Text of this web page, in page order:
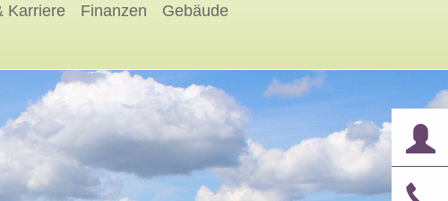
Karriere Finanzen
Gebäude